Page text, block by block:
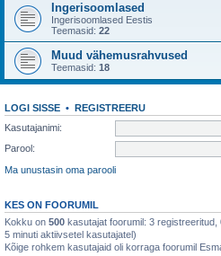
Ingerisoomlased
Ingerisoomlased Eestis
Teemasid: 22
Muud vähemusrahvused
Teemasid: 18
LOGI SISSE • REGISTREERU
Kasutajanimi:
Parool:
Ma unustasin oma parooli
KES ON FOORUMIL
Kokku on 500 kasutajat foorumil: 3
5 minuti aktiivsetel kasutajatel)
Kõige rohkem kasutajaid oli korraga foorumil